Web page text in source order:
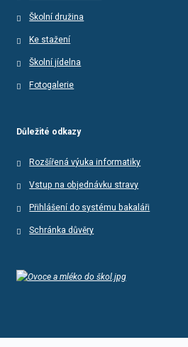
Školní družina
Ke stažení
Školní jídelna
Fotogalerie
Důležité odkazy
Rozšířená výuka informatiky
Vstup na objednávku stravy
Přihlášení do systému bakaláři
Schránka důvěry